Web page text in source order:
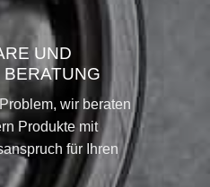
UND
wir beraten
Produkte mit
für Ihren